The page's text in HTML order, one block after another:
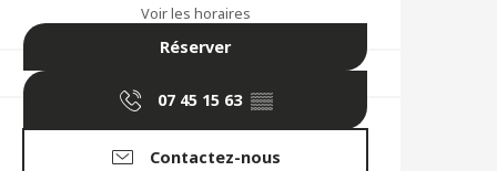
Voir les horaires
Réserver
07 45 15 63 ▒▒
Contactez-nous